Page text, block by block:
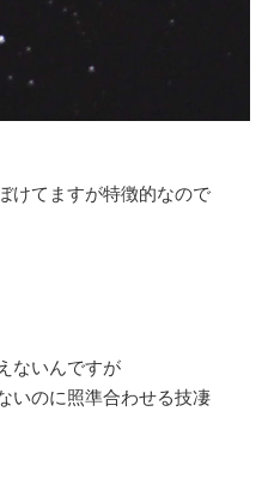
けてますが特徴的なので
ないんですが
いのに照準合わせる技凄